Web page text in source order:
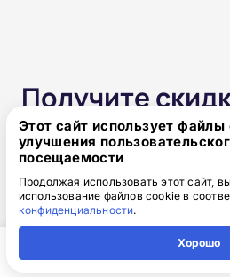
Получите
при оплате
Одним платежом
от 15 850 ₽ 17 850 ₽
Этот сайт использует файлы
улучшения
посещаемости
Продолжая использовать этот сайт,
использование файлов cookie в
конфиденциальности.
Хорошо